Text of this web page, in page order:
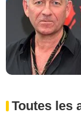
Toutes les